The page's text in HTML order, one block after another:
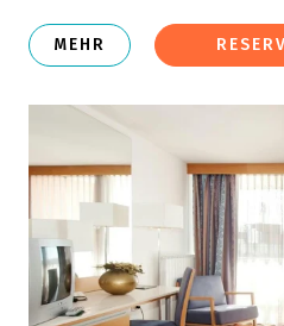
MEHR